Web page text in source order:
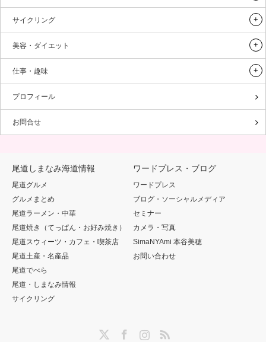
サイクリング
美容・ダイエット
仕事・趣味
プロフィール
お問合せ
尾道しまなみ海道情報
尾道グルメ
グルメまとめ
尾道ラーメン・中華
尾道焼き（てっぱん・お好み焼き）
尾道スウィーツ・カフェ・喫茶店
尾道土産・名産品
尾道でべら
尾道・しまなみ情報
サイクリング
ワードプレス・ブログ
ワードプレス
ブログ・ソーシャルメディア
セミナー
カメラ・写真
SimaNYAmi 本谷美穂
お問い合わせ
InstagramRSS